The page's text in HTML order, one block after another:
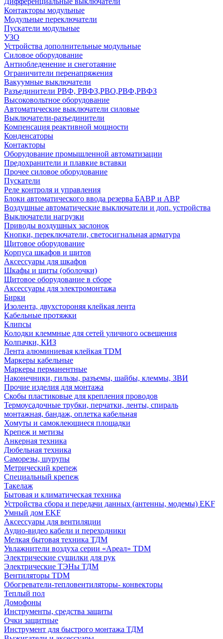
Контакторы модульные
Модульные переключатели
Пускатели модульные
УЗО
Устройства дополнительные модульные
Силовое оборудование
Антиобледенение и снеготаяние
Ограничители перенапряжения
Вакуумные выключатели
Разъединители РВФ, РВФЗ,РВО,РВФ,РВФЗ
Высоковольтное оборудование
Автоматические выключатели cиловые
Выключатели-разъединители
Компенсация реактивной мощности
Конденсаторы
Контакторы
Оборудование промышленной автоматизации
Предохранители и плавкие вставки
Прочее силовое оборудование
Пускатели
Реле контроля и управления
Блоки автоматического ввода резерва БАВР и АВР
Воздушные автоматические выключатели и доп. устройства
Выключатели нагрузки
Приводы воздушных заслонок
Кнопки, переключатели, светосигнальная арматура
Щитовое оборудование
Корпуса шкафов и щитов
Аксессуары для шкафов
Шкафы и щиты (оболочки)
Щитовое оборудование в сборе
Аксессуары для электромонтажа
Бирки
Изолента, двухстороняя клейкая лента
Кабельные протяжки
Клипсы
Колодки клеммные для сетей уличного освещения
Колпачки, КИЗ
Лента алюминиевая клейкая TDM
Маркеры кабельные
Маркеры перманентные
Наконечники, гильзы, разъемы, шайбы, клеммы, ЗВИ
Прочие изделия для монтажа
Скобы пластиковые для крепления проводов
Термоусадочные трубки, перчатки, ленты, спираль
монтажная, бандаж, оплетка кабельная
Хомуты и самоклеющиеся площадки
Крепеж и метизы
Анкерная техника
Дюбельная техника
Саморезы, шурупы
Метрический крепеж
Специальный крепеж
Такелаж
Бытовая и климатическая техника
Устройства сбора и передачи данных (антенны, модемы) EKF
Умный дом EKF
Аксессуары для вентиляции
Аудио-видео кабели и переходники
Мелкая бытовая техника ТДМ
Увлажнители воздуха серии «Ареал» TDM
Электрические сушилки для рук
Электрические ТЭНы ТДМ
Вентиляторы TDM
Обогреватели-тепловентиляторы- конвекторы
Теплый пол
Домофоны
Инструменты, средства защиты
Очки защитные
Инструмент для быстрого монтажа ТДМ